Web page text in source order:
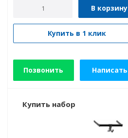
В корзину
Купить в 1 клик
Позвонить Написать
Купить набор